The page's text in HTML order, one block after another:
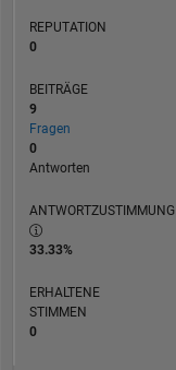
REPUTATION
0
BEITRÄGE
9
Fragen
0
Antworten
ANTWORTZUSTIMMUNG
33.33%
ERHALTENE
STIMMEN
0